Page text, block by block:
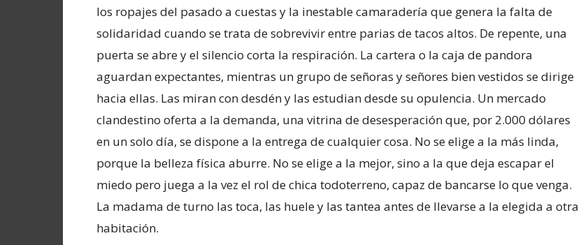
los ropajes del pasado a cuestas y la inestable camaradería que genera la falta de
solidaridad cuando se trata de sobrevivir entre parias de tacos altos. De repente, una
puerta se abre y el silencio corta la respiración. La cartera o la caja de pandora
aguardan expectantes, mientras un grupo de señoras y señores bien vestidos se dirige
hacia ellas. Las miran con desdén y las estudian desde su opulencia. Un mercado
clandestino oferta a la demanda, una vitrina de desesperación que, por 2.000 dólares
en un solo día, se dispone a la entrega de cualquier cosa. No se elige a la más linda,
porque la belleza física aburre. No se elige a la mejor, sino a la que deja escapar el
miedo pero juega a la vez el rol de chica todoterreno, capaz de bancarse lo que venga.
La madama de turno las toca, las huele y las tantea antes de llevarse a la elegida a otra
habitación.